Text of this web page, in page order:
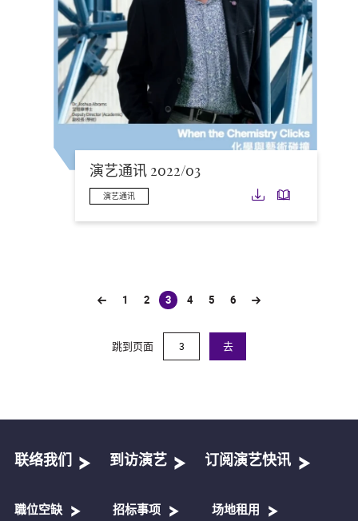
演艺通讯 2022/03
演艺通讯 下载
1 2 3
(current)
4 5 6
跳到页面 去
联络我们 到访演艺 订阅演艺快讯
職位空缺 招标事项 场地租用